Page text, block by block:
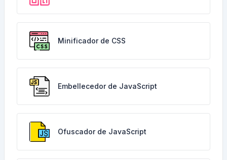
Minificador de CSS
Embellecedor de JavaScript
Ofuscador de JavaScript